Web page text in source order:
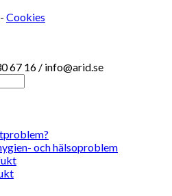
- Cookies
67 16 / info@arid.se
och hälsoproblem